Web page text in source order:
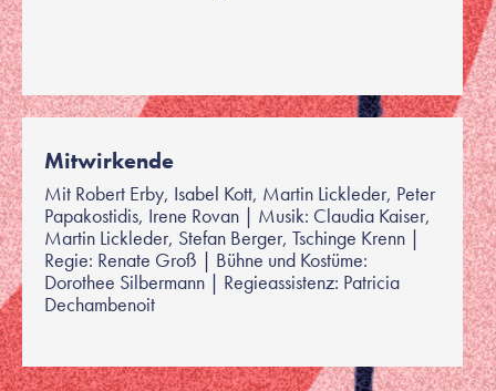
Mitwirkende
Mit Robert Erby, Isabel Kott, Martin Lickleder, Peter
Papakostidis, Irene Rovan | Musik: Claudia Kaiser,
Martin Lickleder, Stefan Berger, Tschinge Krenn |
Regie: Renate Groß | Bühne und Kostüme:
Dorothee Silbermann | Regieassistenz: Patricia
Dechambenoit